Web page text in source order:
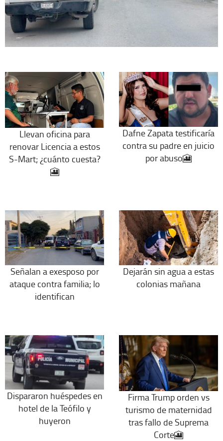
Llevan oficina para
renovar Licencia a estos
S-Mart; ¿cuánto cuesta?
🎦
Dafne Zapata testificaría
contra su padre en juicio
por abuso🎦
Señalan a exesposo por
ataque contra familia; lo
identifican
Dejarán sin agua a estas
colonias mañana
Dispararon huéspedes en
hotel de la Teófilo y
huyeron
Firma Trump orden vs
turismo de maternidad
tras fallo de Suprema
Corte🎦